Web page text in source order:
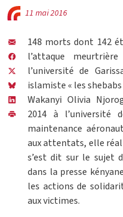
11 mai 2016
148 morts dont 142
l’attaque
l’université de
islamiste « les shebabs
Wakanyi Olivia
2014 à l’université
maintenance
aux attentats, elle
s’est dit sur le sujet
dans la presse
les actions de
aux victimes.